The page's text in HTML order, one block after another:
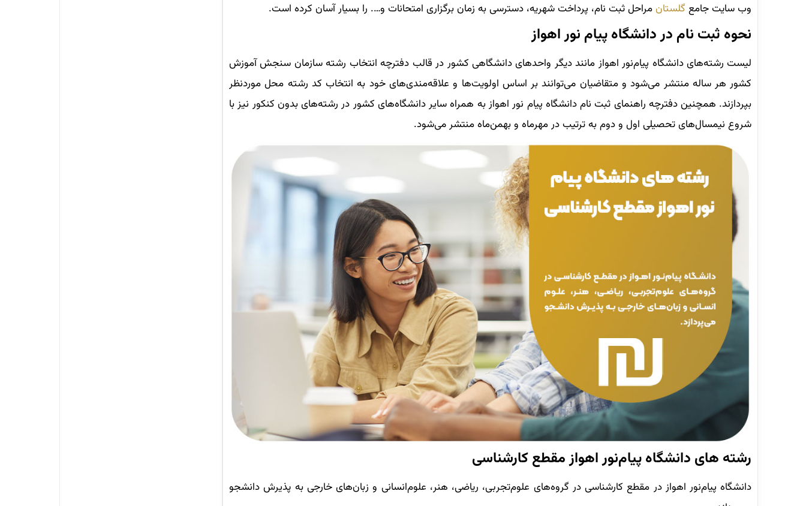
وب سایت جامع گلستانمراحل ثبت نام، پرداخت شهریه، دسترسی به زمان برگزاری امتحانات و…. را بسیار آسان کرده است.
نحوه ثبت نام در دانشگاه پیام نور اهواز
لیست رشته‌های دانشگاه پیام‌نور اهواز مانند دیگر واحدهای دانشگاهی کشور در قالب دفترچه انتخاب رشته سازمان سنجش آموزش
کشور هر ساله منتشر می‌شود و متقاضیان می‌توانند بر اساس اولویت‌ها و علاقه‌مندی‌های خود به انتخاب کد رشته محل موردنظر
بپردازند. همچنین دفترچه راهنمای ثبت نام دانشگاه پیام نور اهواز به ‌همراه سایر دانشگاه‌های کشور در رشته‌های بدون کنکور نیز با
شروع نیمسال‌های تحصیلی اول و دوم به ترتیب در مهرماه و بهمن‌ماه منتشر می‌شود.
رشته های دانشگاه پیام‌نور اهواز مقطع کارشناسی
دانشگاه پیام‌نور اهواز در مقطع کارشناسی در گروه‌های علوم‌تجربی، ریاضی، هنر، علوم‌انسانی و زبان‌های خارجی به پذیرش دانشجو